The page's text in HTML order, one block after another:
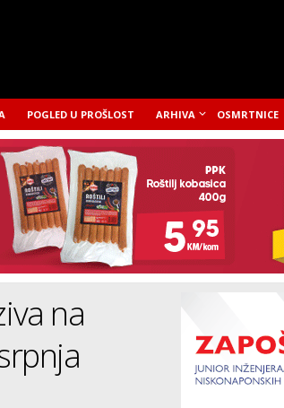
POGLED U PROŠLOST ARHIVA OSMRTNICE
na